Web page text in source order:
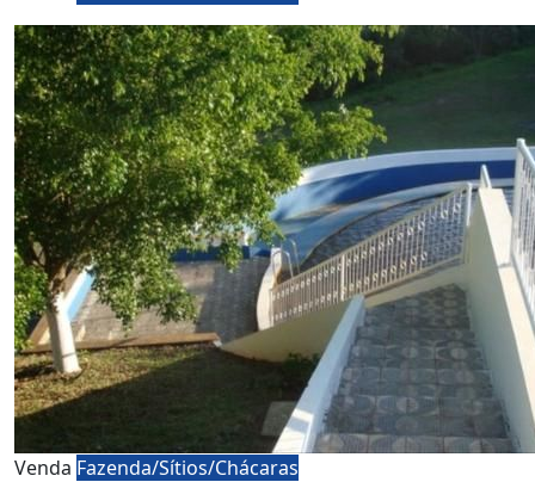
Venda Fazenda/Sítios/Chácaras